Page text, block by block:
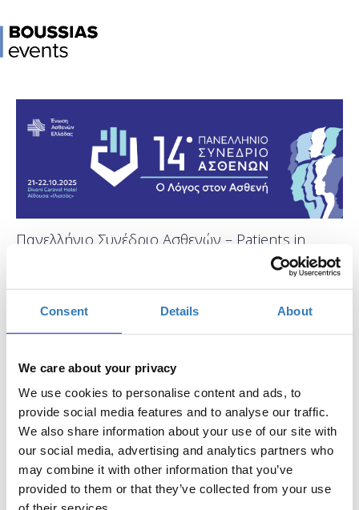
Consent Details About
We care about your privacy
We use cookies to personalise content and ads, to
provide social media features and to analyse our traffic.
We also share information about your use of our site with
our social media, advertising and analytics partners who
may combine it with other information that you’ve
provided to them or that they’ve collected from your use
Πανελλήνιο Συνέδριο Ασθενών – Patients in
When?
Tuesday, October 21, 2025 9:00 AM
Divani Caravel Hotel, Athina
Σε μια εποχή που οι προκλήσεις για τα εθνικά συστήματα
υγείας γίνονται όλο και πιο περίπλοκες, η ανάγκη για ένα
ανθρώποκεντρικό, συμπεριληπτικό και βιώσιμο μοντέλο
φροντίδας καθίσταται πιο επιτακτική από ποτέ. Ο πολίτης δεν